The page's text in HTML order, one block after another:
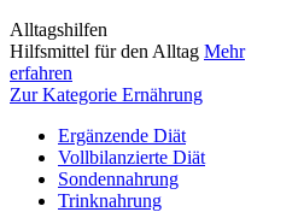
Alltagshilfen
Hilfsmittel für den Alltag Mehr
erfahren
Zur Kategorie Ernährung
Ergänzende Diät
Vollbilanzierte Diät
Sondennahrung
Trinknahrung